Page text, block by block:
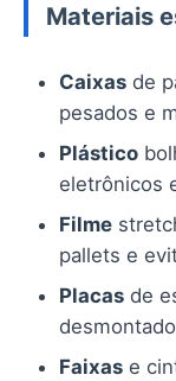
Materiais
Caixas de
pesados e
Plástico
eletrônicos
Filme
pallets e
Placas de
Faixas e